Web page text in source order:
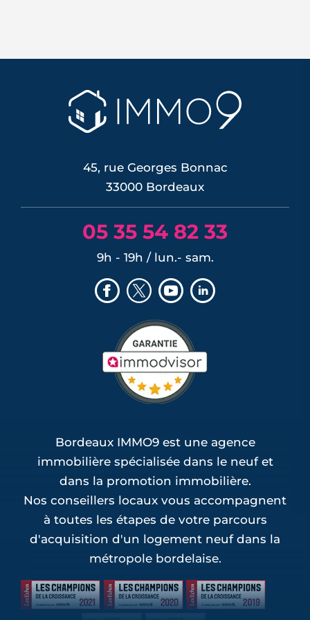
desserte en tramway. Tour d'horizon de
ses quartiers, de son cadre de vie et de
son marché immobilier pour qui
envisage de ...
45, rue Georges Bonnac
33000 Bordeaux
05 35 54 82 33
9h - 19h / lun.- sam.
Bordeaux IMMO9 est une agence
immobilière spécialisée dans le neuf et
dans la promotion immobilière.
Nos conseillers locaux vous accompagnent
à toutes les étapes de votre parcours
d'acquisition d'un logement neuf dans la
métropole bordelaise.